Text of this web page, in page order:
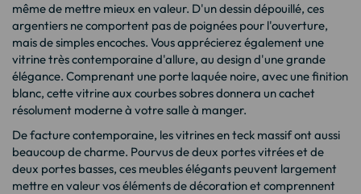
même de mettre mieux en valeur. D'un dessin dépouillé, ces
argentiers ne comportent pas de poignées pour l'ouverture,
mais de simples encoches. Vous apprécierez également une
vitrine très contemporaine d'allure, au design d'une grande
élégance. Comprenant une porte laquée noire, avec une finition
blanc, cette vitrine aux courbes sobres donnera un cachet
résolument moderne à votre salle à manger.
De facture contemporaine, les vitrines en teck massif ont aussi
beaucoup de charme. Pourvus de deux portes vitrées et de
deux portes basses, ces meubles élégants peuvent largement
mettre en valeur vos éléments de décoration et comprennent